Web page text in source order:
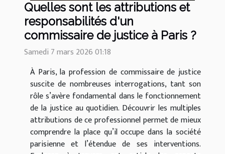
Quelles sont les attributions et
responsabilités d'un
commissaire de justice à Paris ?
Samedi 7 mars 2026 01:18
À Paris, la profession de commissaire de justice
suscite de nombreuses interrogations, tant son
rôle s’avère fondamental dans le fonctionnement
de la justice au quotidien. Découvrir les multiples
attributions de ce professionnel permet de mieux
comprendre la place qu’il occupe dans la société
parisienne et l’étendue de ses interventions.